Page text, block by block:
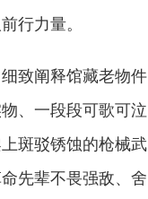
行力量。
致阐释馆藏老物件
、一段段可歌可泣
斑驳锈蚀的枪械武
先辈不畏强敌、舍